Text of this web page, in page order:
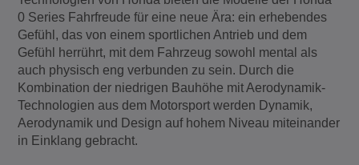
0 Series Fahrfreude für eine neue Ära: ein erhebendes
Gefühl, das von einem sportlichen Antrieb und dem
Gefühl herrührt, mit dem Fahrzeug sowohl mental als
auch physisch eng verbunden zu sein. Durch die
Kombination der niedrigen Bauhöhe mit Aerodynamik-
Technologien aus dem Motorsport werden Dynamik,
Aerodynamik und Design auf hohem Niveau miteinander
in Einklang gebracht.